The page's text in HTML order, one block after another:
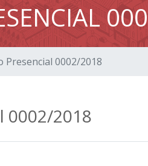
Presencial 0002/2018
0002/2018